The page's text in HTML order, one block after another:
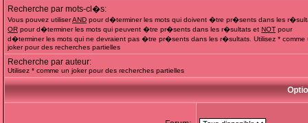
Recherche par mots-cl�s:
Vous pouvez utiliserAND pour d�terminer les mots qui doivent �tre pr�sents dans les
OR pour d�terminer les mots qui peuvent �tre pr�sents dans les r�sultats et NOT pour
d�terminer les mots qui ne devraient pas �tre pr�sents dans les r�sultats. Utilisez * comme
joker pour des recherches partielles
Recherche par auteur:
Utilisez * comme un joker pour des recherches partielles